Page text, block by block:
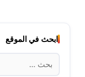
ابحث في الموقع
البحث
عن: